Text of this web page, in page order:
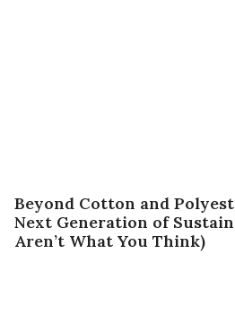
Beyond Cotton and
Next Generation of
Aren’t What You Think)